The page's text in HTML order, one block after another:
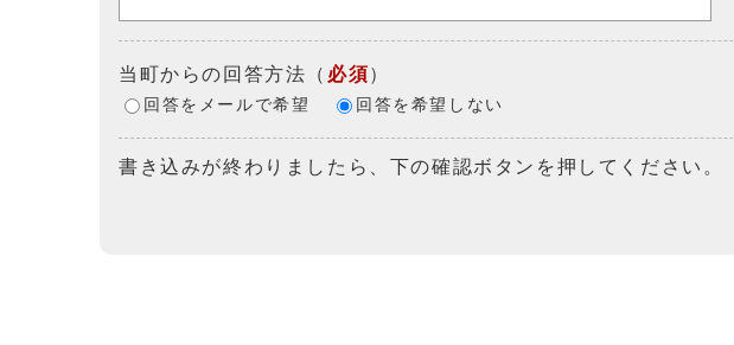
当町からの回答方法 （ 必須）
回答をメールで希望 回答を希望しない
書き込みが終わりましたら、下の確認ボタンを押してください。